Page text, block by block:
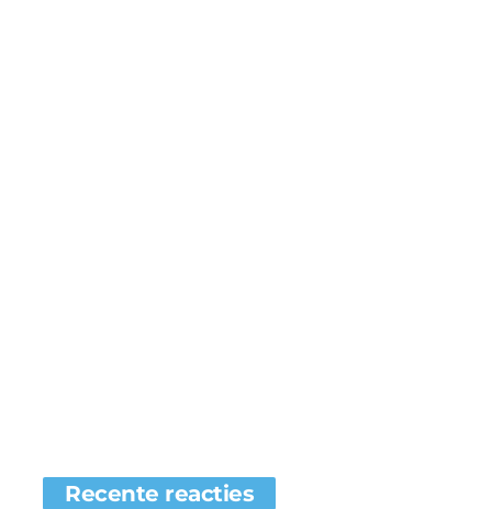
Recente reacties